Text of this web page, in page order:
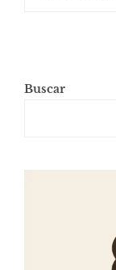
Buscar